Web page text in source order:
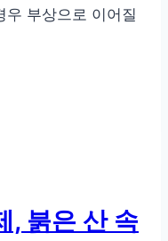
우 부상으로 이어질
, 붉은 산 속